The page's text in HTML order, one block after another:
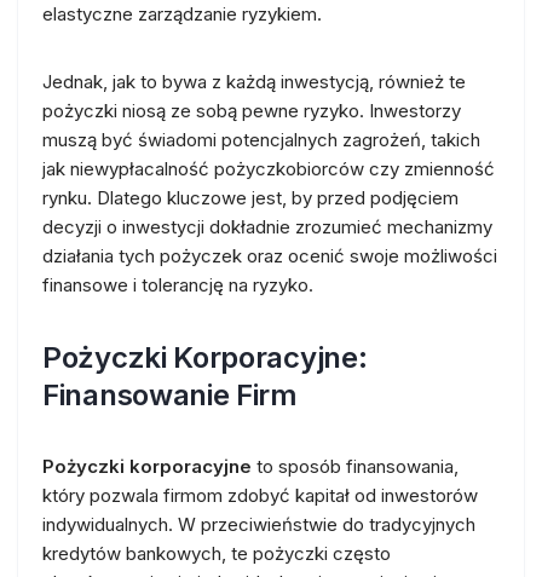
elastyczne zarządzanie ryzykiem.
Jednak, jak to bywa z każdą inwestycją, również te
pożyczki niosą ze sobą pewne ryzyko. Inwestorzy
muszą być świadomi potencjalnych zagrożeń, takich
jak niewypłacalność pożyczkobiorców czy zmienność
rynku. Dlatego kluczowe jest, by przed podjęciem
decyzji o inwestycji dokładnie zrozumieć mechanizmy
działania tych pożyczek oraz ocenić swoje możliwości
finansowe i tolerancję na ryzyko.
Pożyczki Korporacyjne:
Finansowanie Firm
Pożyczki korporacyjne to sposób finansowania,
który pozwala firmom zdobyć kapitał od inwestorów
indywidualnych. W przeciwieństwie do tradycyjnych
kredytów bankowych, te pożyczki często